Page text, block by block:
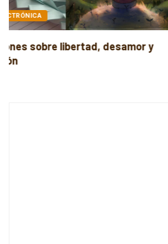
AUDIO INDIE
Cuatro canciones
resistencia